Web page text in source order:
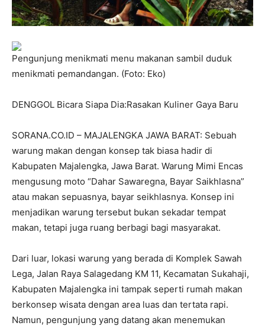
Pengunjung menikmati menu makanan sambil duduk
menikmati pemandangan. (Foto: Eko)
DENGGOL Bicara Siapa Dia:Rasakan Kuliner Gaya Baru
SORANA.CO.ID – MAJALENGKA JAWA BARAT: Sebuah
warung makan dengan konsep tak biasa hadir di
Kabupaten Majalengka, Jawa Barat. Warung Mimi Encas
mengusung moto “Dahar Sawaregna, Bayar Saikhlasna”
atau makan sepuasnya, bayar seikhlasnya. Konsep ini
menjadikan warung tersebut bukan sekadar tempat
makan, tetapi juga ruang berbagi bagi masyarakat.
Dari luar, lokasi warung yang berada di Komplek Sawah
Lega, Jalan Raya Salagedang KM 11, Kecamatan Sukahaji,
Kabupaten Majalengka ini tampak seperti rumah makan
berkonsep wisata dengan area luas dan tertata rapi.
Namun, pengunjung yang datang akan menemukan